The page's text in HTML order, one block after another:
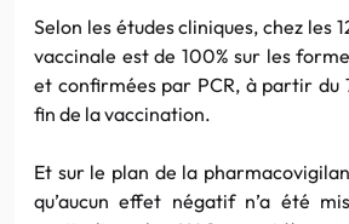
Selon les études cliniques, chez les
vaccinale est de 100% sur les
et confirmées par PCR, à partir du
fin de la vaccination.
Et sur le plan de la
qu’aucun effet négatif n’a été